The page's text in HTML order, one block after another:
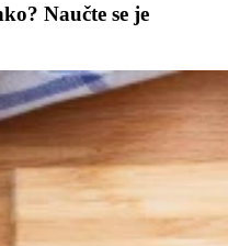
Naučte se je